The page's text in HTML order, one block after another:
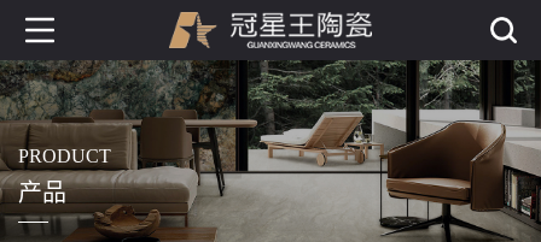
PRODUCT
产品